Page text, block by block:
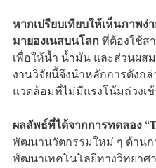
หากเปรียบเทียบให้เห็นภาพ
มายองเนสบนโลก ที่ต้องใช้ส
เพื่อให้น้ำ น้ำมัน และส่วนผส
งานวิจัยนี้จึงนำหลักการดังก
แวดล้อมที่ไม่มีแรงโน้มถ่วงเ
ผลลัพธ์ที่ได้จากการทดลอง
พัฒนานวัตกรรมใหม่ ๆ ด้านก
พัฒนาเทคโนโลยีทางวิทยาศ